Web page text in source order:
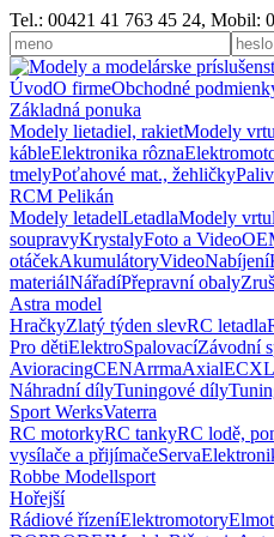
Tel.: 00421 41 763 45 24, Mobil:
ÚvodO firmeObchodné
Základná ponuka
Modely lietadiel, rakietModely
kábleElektronika rôzna
tmelyPoťahové mat., žehličky
RCM Pelikán
Modely letadelLetadlaModely
soupravyKrystalyFoto a Video
otáčekAkumulátoryVideoNabíjení
materiálNářadíPřepravní obaly
Astra model
HračkyZlatý týden slevRC letadla
Pro dětiElektroSpalovacíZávodní
AvioracingCENArrmaAxialECX
Náhradní dílyTuningové díly
Sport WerksVaterra
RC motorkyRC tankyRC lodě,
vysílače a přijímačeServa
Robbe Modellsport
Hořejší
Rádiové řízeníElektromotory